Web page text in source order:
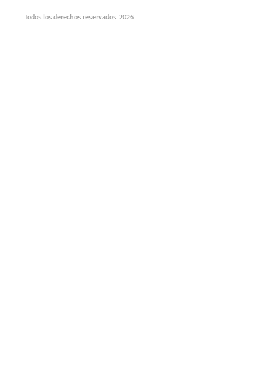
Todos los derechos reservados. 2026